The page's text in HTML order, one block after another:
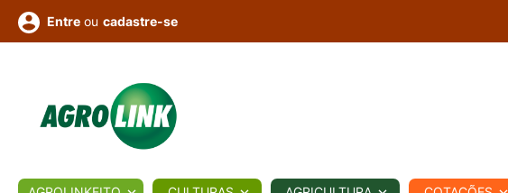
Entre ou cadastre-se